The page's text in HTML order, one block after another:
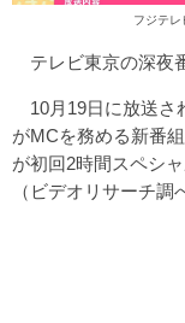
フジテレ
テレビ東京の深夜
10月19日に放送さ
がMCを務める新番
が初回2時間スペシ
（ビデオリサーチ調